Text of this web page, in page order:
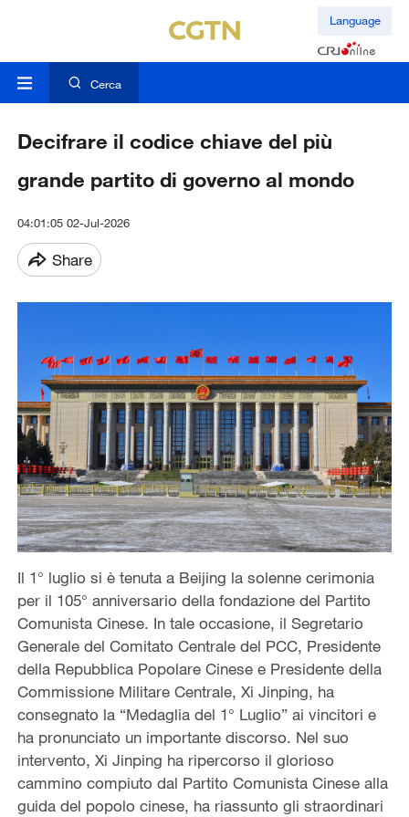
Language
Cerca
Decifrare il codice chiave del più
grande partito di governo al mondo
04:01:05 02-Jul-2026
Share
Il 1° luglio si è tenuta a Beijing la solenne cerimonia
per il 105° anniversario della fondazione del Partito
Comunista Cinese. In tale occasione, il Segretario
Generale del Comitato Centrale del PCC, Presidente
della Repubblica Popolare Cinese e Presidente della
Commissione Militare Centrale, Xi Jinping, ha
consegnato la “Medaglia del 1° Luglio” ai vincitori e
ha pronunciato un importante discorso. Nel suo
intervento, Xi Jinping ha ripercorso il glorioso
cammino compiuto dal Partito Comunista Cinese alla
guida del popolo cinese, ha riassunto gli straordinari